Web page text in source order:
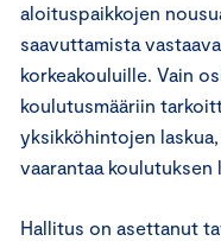
aloituspaikkojen
saavuttamista
korkeakouluille. Vain
koulutusmääriin
yksikköhintojen
vaarantaa koulutuksen
Hallitus on asettanut